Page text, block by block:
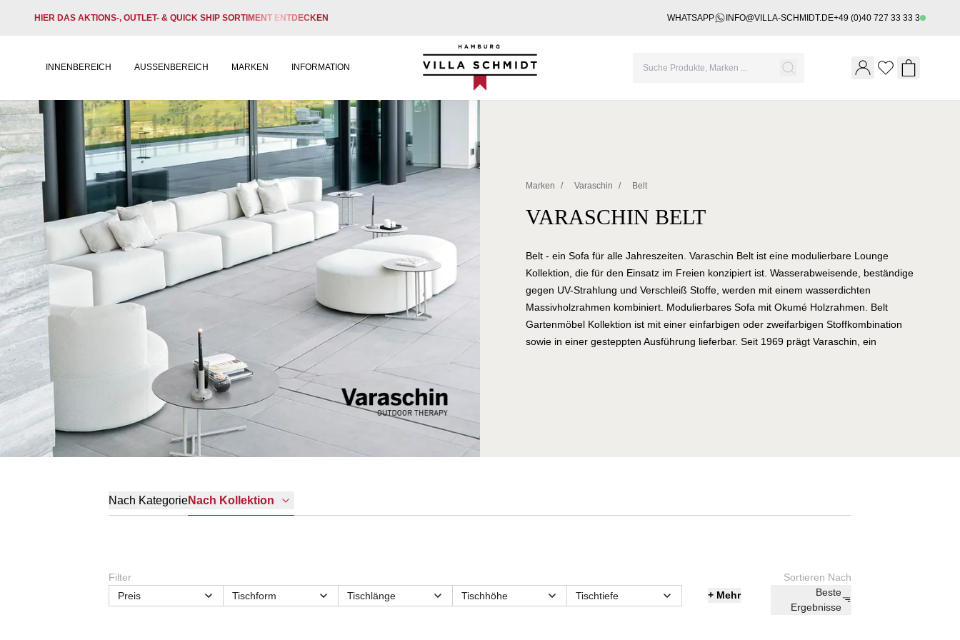
HIER DAS AKTIONS-, OUTLET- & QUICK SHIP SORTIMENT ENTDECKEN WHATSAPP INFO@VILLA-SCHMIDT.DE+49 (0)40 727 33 33 3
INNENBEREICH AUSSENBEREICH MARKEN INFORMATION
Villa Schmidt
Wishlist
Marken / Varaschin / Belt
VARASCHIN BELT
Belt - ein Sofa für alle Jahreszeiten. Varaschin Belt ist eine modulierbare Lounge
Kollektion, die für den Einsatz im Freien konzipiert ist. Wasserabweisende, beständige
gegen UV-Strahlung und Verschleiß Stoffe, werden mit einem wasserdichten
Massivholzrahmen kombiniert. Modulierbares Sofa mit Okumé Holzrahmen. Belt
Gartenmöbel Kollektion ist mit einer einfarbigen oder zweifarbigen Stoffkombination
sowie in einer gesteppten Ausführung lieferbar. Seit 1969 prägt Varaschin, ein
Nach KategorieNach Kollektion
Filter
Preis
Tischform Tischlänge Tischhöhe
Tischtiefe
+ Mehr
Sortieren Nach
Beste
Ergebnisse